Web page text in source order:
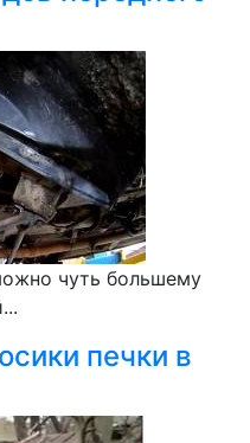
чуть большему
печки в